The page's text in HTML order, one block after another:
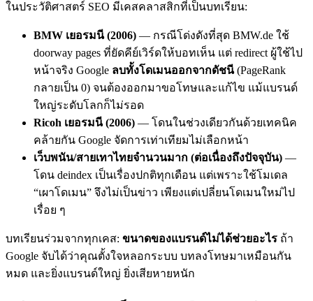
ในประวัติศาสตร์ SEO มีเคสคลาสสิกที่เป็นบทเรียน:
BMW เยอรมนี (2006) — กรณีโด่งดังที่สุด BMW.de ใช้
doorway pages ที่ยัดคีย์เวิร์ดให้บอทเห็น แต่ redirect ผู้ใช้ไป
หน้าจริง Google ลบทั้งโดเมนออกจากดัชนี(PageRank
กลายเป็น 0) จนต้องออกมาขอโทษและแก้ไข แม้แบรนด์
ใหญ่ระดับโลกก็ไม่รอด
Ricoh เยอรมนี (2006) — โดนในช่วงเดียวกันด้วยเทคนิค
คล้ายกัน Google จัดการเท่าเทียมไม่เลือกหน้า
เว็บพนัน/สายเทาไทยจำนวนมาก (ต่อเนื่องถึงปัจจุบัน) —
โดน deindex เป็นเรื่องปกติทุกเดือน แต่เพราะใช้โมเดล
“เผาโดเมน” จึงไม่เป็นข่าว เพียงแต่เปลี่ยนโดเมนใหม่ไป
เรื่อย ๆ
บทเรียนร่วมจากทุกเคส: ขนาดของแบรนด์ไม่ได้ช่วยอะไร ถ้า
Google จับได้ว่าคุณตั้งใจหลอกระบบ บทลงโทษมาเหมือนกัน
หมด และยิ่งแบรนด์ใหญ่ ยิ่งเสียหายหนัก